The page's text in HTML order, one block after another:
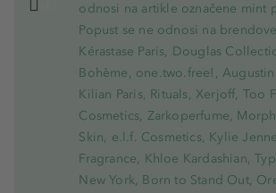
odnosi na artikle označene mint
Popust se ne odnosi na
Kérastase Paris, Douglas
Bohème, one.two.free!,
Kilian Paris, Rituals, Xerjoff, Too
Cosmetics, Zarkoperfume,
Skin, e.l.f. Cosmetics, Kylie
Fragrance, Khloe Kardashian,
New York, Born to Stand Out,